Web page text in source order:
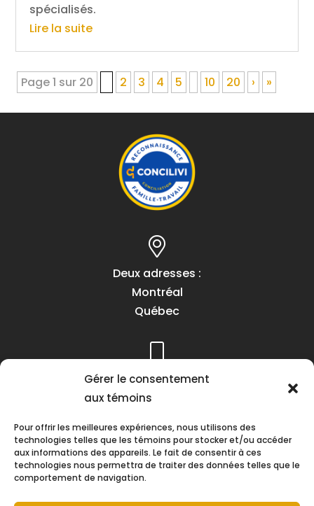
Gérer le consentement
aux témoins
Pour offrir les meilleures expériences, nous utilisons des
technologies telles que les témoins pour stocker et/ou accéder
aux informations des appareils. Le fait de consentir à ces
technologies nous permettra de traiter des données telles que le
comportement de navigation.
spécialisés.
Lire la suite
Page 1 sur 20 2 3 4 5 10 20 › »
Deux adresses :
Montréal
Québec
Téléphone :
(418) 622-1001
Heures d’ouverture :